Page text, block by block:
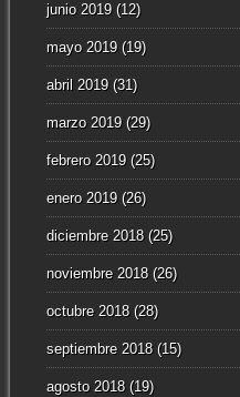
junio 2019(12)
mayo 2019(19)
abril 2019(31)
marzo 2019(29)
febrero 2019(25)
enero 2019(26)
diciembre 2018(25)
noviembre 2018(26)
octubre 2018(28)
septiembre 2018(15)
agosto 2018(19)